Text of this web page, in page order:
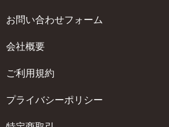
お問い合わせフォーム
会社概要
ご利用規約
プライバシーポリシー